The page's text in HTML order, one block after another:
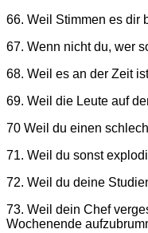
66. Weil Stimmen es dir
67. Wenn nicht du, wer
68. Weil es an der Zeit
69. Weil die Leute auf
70 Weil du einen
71. Weil du sonst
72. Weil du deine
73. Weil dein Chef
Wochenende